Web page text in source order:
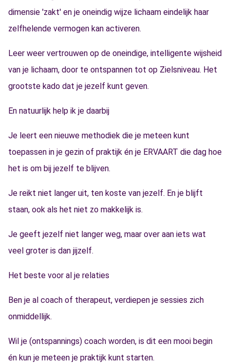
dimensie 'zakt' en je oneindig wijze lichaam eindelijk haar
zelfhelende vermogen kan activeren.
Leer weer vertrouwen op de oneindige, intelligente wijsheid
van je lichaam, door te ontspannen tot op Zielsniveau. Het
grootste kado dat je jezelf kunt geven.
En natuurlijk help ik je daarbij
Je leert een nieuwe methodiek die je meteen kunt
toepassen in je gezin of praktijk én je ERVAART die dag hoe
het is om bij jezelf te blijven.
Je reikt niet langer uit, ten koste van jezelf. En je blijft
staan, ook als het niet zo makkelijk is.
Je geeft jezelf niet langer weg, maar over aan iets wat
veel groter is dan jijzelf.
Het beste voor al je relaties
Ben je al coach of therapeut, verdiepen je sessies zich
onmiddellijk.
Wil je (ontspannings) coach worden, is dit een mooi begin
én kun je meteen je praktijk kunt starten.